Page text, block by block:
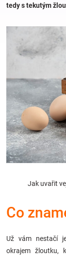
výbava
zábava
pro
děti
Těhotenské
oblečení
Novinky
Značky
tedy s tekutým
Jak uvařit
Co
Už vám nestačí
okrajem žloutku,